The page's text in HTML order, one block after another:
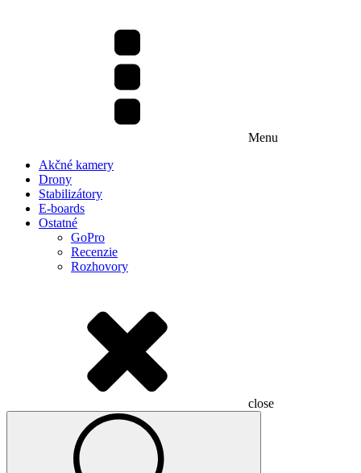
Menu
Akčné kamery
Drony
Stabilizátory
E-boards
Ostatné
GoPro
Recenzie
Rozhovory
close